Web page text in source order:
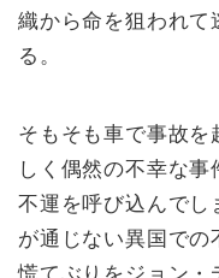
織から命を狙われ
る。
そもそも車で事故
しく偶然の不幸な
不運を呼び込んで
が通じない異国で